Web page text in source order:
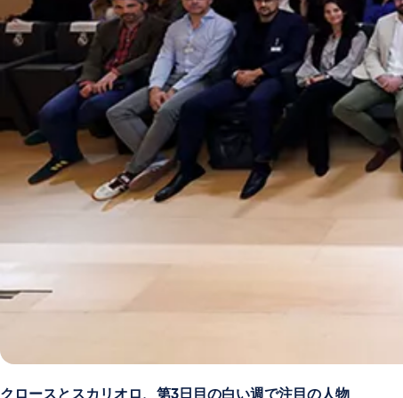
クロースとスカリオロ、第3日目の白い週で注目の人物